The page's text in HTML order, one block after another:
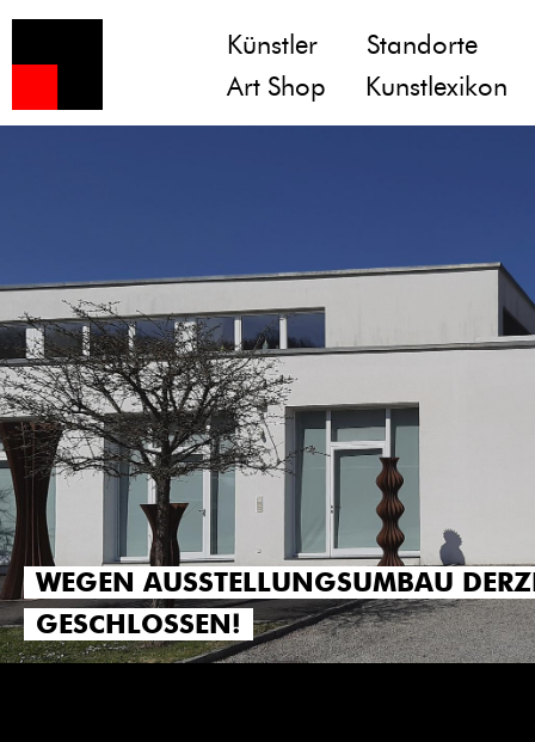
Künstler
Standorte
Art Shop
Kunstlexikon
WEGEN AUSSTELLUNGSUMBAU
GESCHLOSSEN!